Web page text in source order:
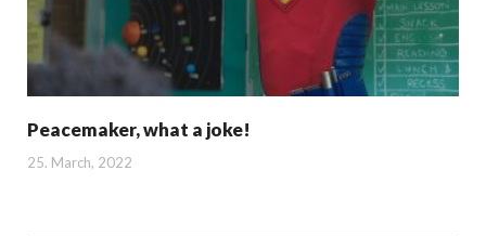
Peacemaker, what a joke!
25. March, 2022